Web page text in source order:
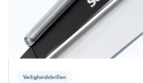
Veiligheidsbrillen